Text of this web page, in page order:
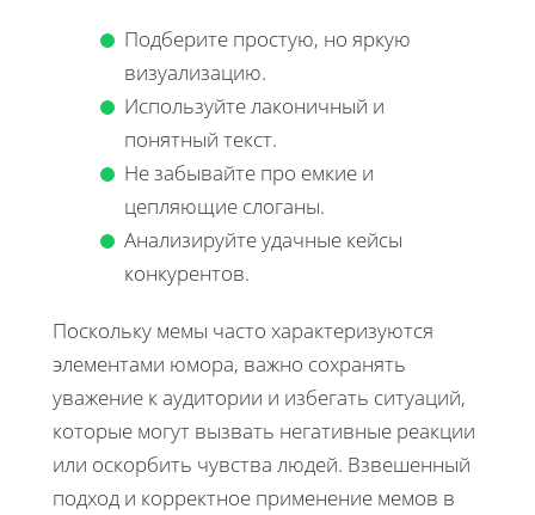
Подберите простую, но яркую
визуализацию.
Используйте лаконичный и
понятный текст.
Не забывайте про емкие и
цепляющие слоганы.
Анализируйте удачные кейсы
конкурентов.
Поскольку мемы часто характеризуются
элементами юмора, важно сохранять
уважение к аудитории и избегать ситуаций,
которые могут вызвать негативные реакции
или оскорбить чувства людей. Взвешенный
подход и корректное применение мемов в